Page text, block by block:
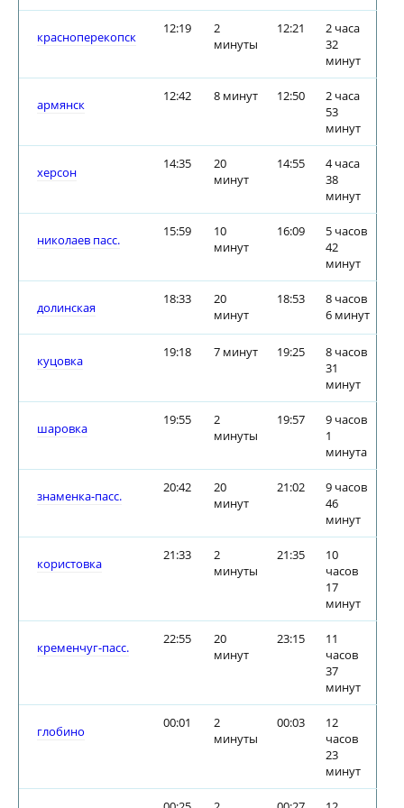
красноперекопск
12:19
2
минуты
12:21
2 часа
32
минут
армянск
12:42 8 минут 12:50
2 часа
53
минут
херсон
14:35
20
минут
14:55
4 часа
38
минут
николаев пасс.
15:59
10
минут
16:09
5 часов
42
минут
долинская
18:33
20
минут
18:53
8 часов
6 минут
куцовка
19:18 7 минут 19:25
8 часов
31
минут
шаровка
19:55
2
минуты
19:57
9 часов
1
минута
знаменка-пасс.
20:42
20
минут
21:02
9 часов
46
минут
користовка
21:33
2
минуты
21:35
10
часов
17
минут
кременчуг-пасс.
22:55
20
минут
23:15
11
часов
37
минут
глобино
00:01
2
минуты
00:03
12
часов
23
минут